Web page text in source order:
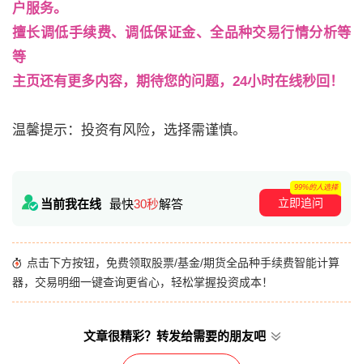
户服务。
擅长调低手续费、调低保证金、全品种交易行情分析等
等
主页还有更多内容，期待您的问题，24小时在线秒回！
温馨提示：投资有风险，选择需谨慎。
当前我在线 最快30秒解答 立即追问
99%的人选择
点击下方按钮，免费领取股票/基金/期货全品种手续费智能计算
器，交易明细一键查询更省心，轻松掌握投资成本！
文章很精彩？转发给需要的朋友吧